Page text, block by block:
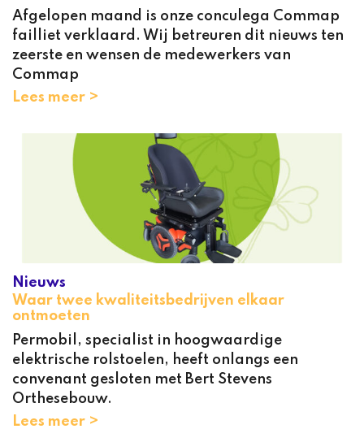
Afgelopen maand is onze conculega Commap
failliet verklaard. Wij betreuren dit nieuws ten
zeerste en wensen de medewerkers van
Commap
Lees meer >
Nieuws
Waar twee kwaliteitsbedrijven elkaar
ontmoeten
Permobil, specialist in hoogwaardige
elektrische rolstoelen, heeft onlangs een
convenant gesloten met Bert Stevens
Orthesebouw.
Lees meer >